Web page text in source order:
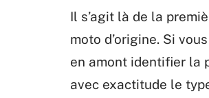
Il s’agit là de la
moto d’origine. Si vous
en amont identifier la
avec exactitude le